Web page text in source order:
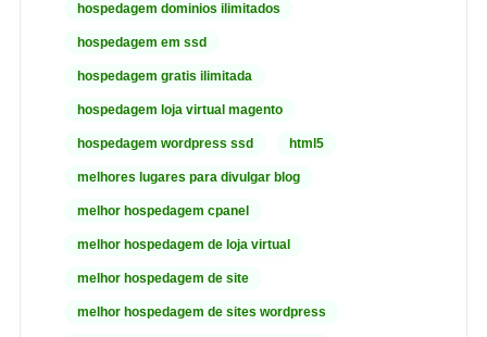
hospedagem dominios ilimitados
hospedagem em ssd
hospedagem gratis ilimitada
hospedagem loja virtual magento
hospedagem wordpress ssd html5
melhores lugares para divulgar blog
melhor hospedagem cpanel
melhor hospedagem de loja virtual
melhor hospedagem de site
melhor hospedagem de sites wordpress